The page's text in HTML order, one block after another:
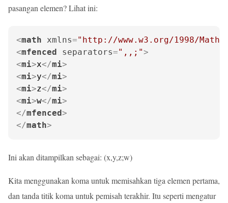
pasangan elemen? Lihat ini:
<math xmlns="http://www.w3.org/1998/Math/
<mfenced separators=",,;">
<mi>x</mi>
<mi>y</mi>
<mi>z</mi>
<mi>w</mi>
</mfenced>
</math>
Ini akan ditampilkan sebagai: (x,y,z;w)
Kita menggunakan koma untuk memisahkan tiga elemen pertama,
dan tanda titik koma untuk pemisah terakhir. Itu seperti mengatur